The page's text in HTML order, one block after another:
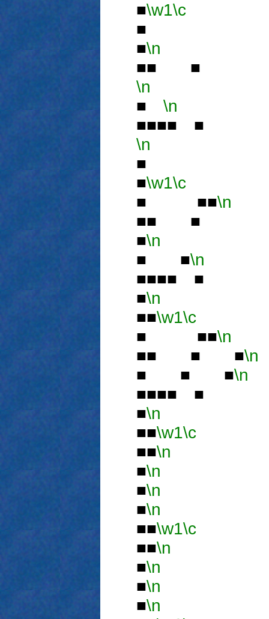
■\w1\c
■
■\n
■■ ■
\n
■ \n
■■■■ ■
\n
■
■\w1\c
■ ■■\n
■■ ■
■\n
■ ■\n
■■■■ ■
■\n
■■\w1\c
■ ■■\n
■■ ■ ■\n
■ ■ ■\n
■■■■ ■
■\n
■■\w1\c
■■\n
■\n
■\n
■\n
■■\w1\c
■■\n
■\n
■\n
■\n